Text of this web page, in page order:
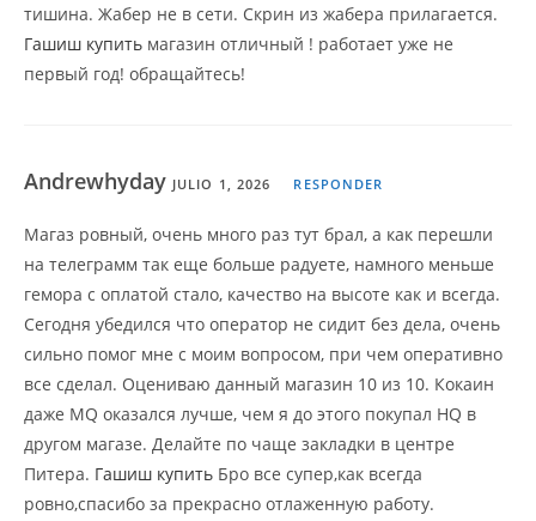
тишина. Жабер не в сети. Скрин из жабера прилагается.
Гашиш купить магазин отличный ! работает уже не
первый год! обращайтесь!
Andrewhyday JULIO 1, 2026 RESPONDER
Магаз ровный, очень много раз тут брал, а как перешли
на телеграмм так еще больше радуете, намного меньше
гемора с оплатой стало, качество на высоте как и всегда.
Сегодня убедился что оператор не сидит без дела, очень
сильно помог мне с моим вопросом, при чем оперативно
все сделал. Оцениваю данный магазин 10 из 10. Кокаин
даже MQ оказался лучше, чем я до этого покупал HQ в
другом магазе. Делайте по чаще закладки в центре
Питера. Гашиш купить Бро все супер,как всегда
ровно,спасибо за прекрасно отлаженную работу.